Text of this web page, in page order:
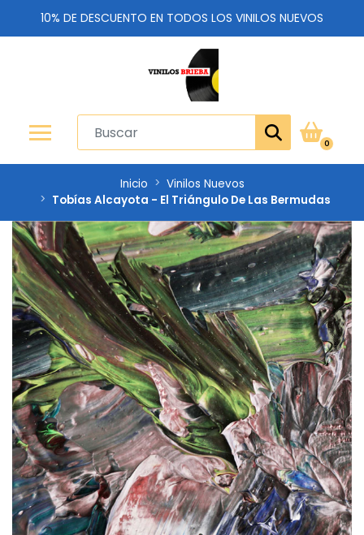
10% DE DESCUENTO EN TODOS LOS VINILOS NUEVOS
0
Inicio
Vinilos Nuevos
Tobías Alcayota - El Triángulo De Las Bermudas